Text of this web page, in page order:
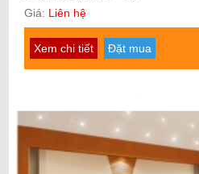
Giá: Liên hệ
Xem chi tiết Đặt mua